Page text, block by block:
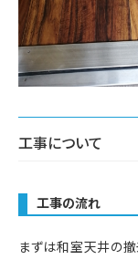
工事について
工事の流れ
まずは和室天井の撤